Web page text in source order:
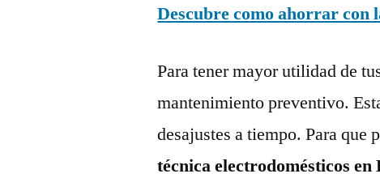
Descubre como ahorrar con
Para tener mayor utilidad de
mantenimiento preventivo.
desajustes a tiempo. Para que
técnica electrodomésticos en